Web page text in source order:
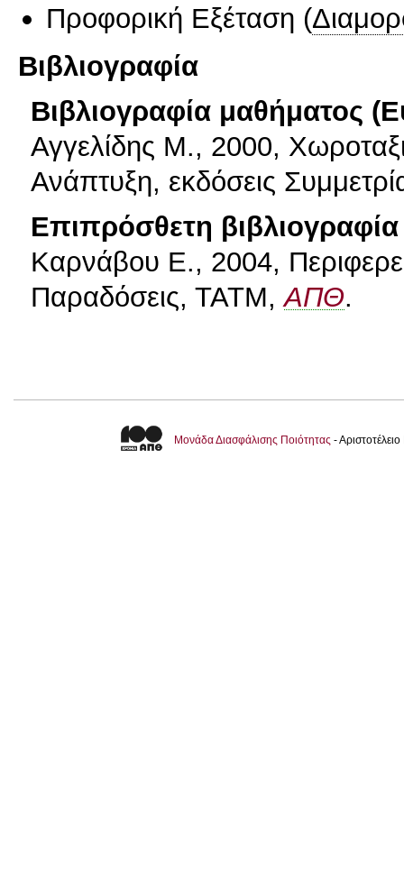
Προφορική Εξέταση (
Βιβλιογραφία
Βιβλιογραφία μαθήματος
Αγγελίδης Μ., 2000,
Ανάπτυξη, εκδόσεις
Επιπρόσθετη βιβλιογραφία
Καρνάβου Ε., 2004,
Παραδόσεις, ΤΑΤΜ,ΑΠΘ.
Μονάδα Διασφάλισης Ποιότητας -